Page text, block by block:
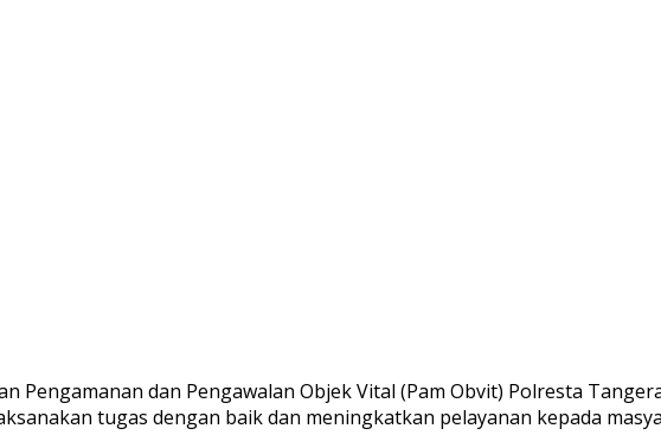
Pengamanan dan Pengawalan Objek Vital (Pam Obvit) Polresta
tugas dengan baik dan meningkatkan pelayanan kepada